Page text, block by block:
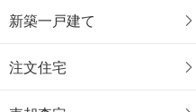
新築一戸建て
注文住宅